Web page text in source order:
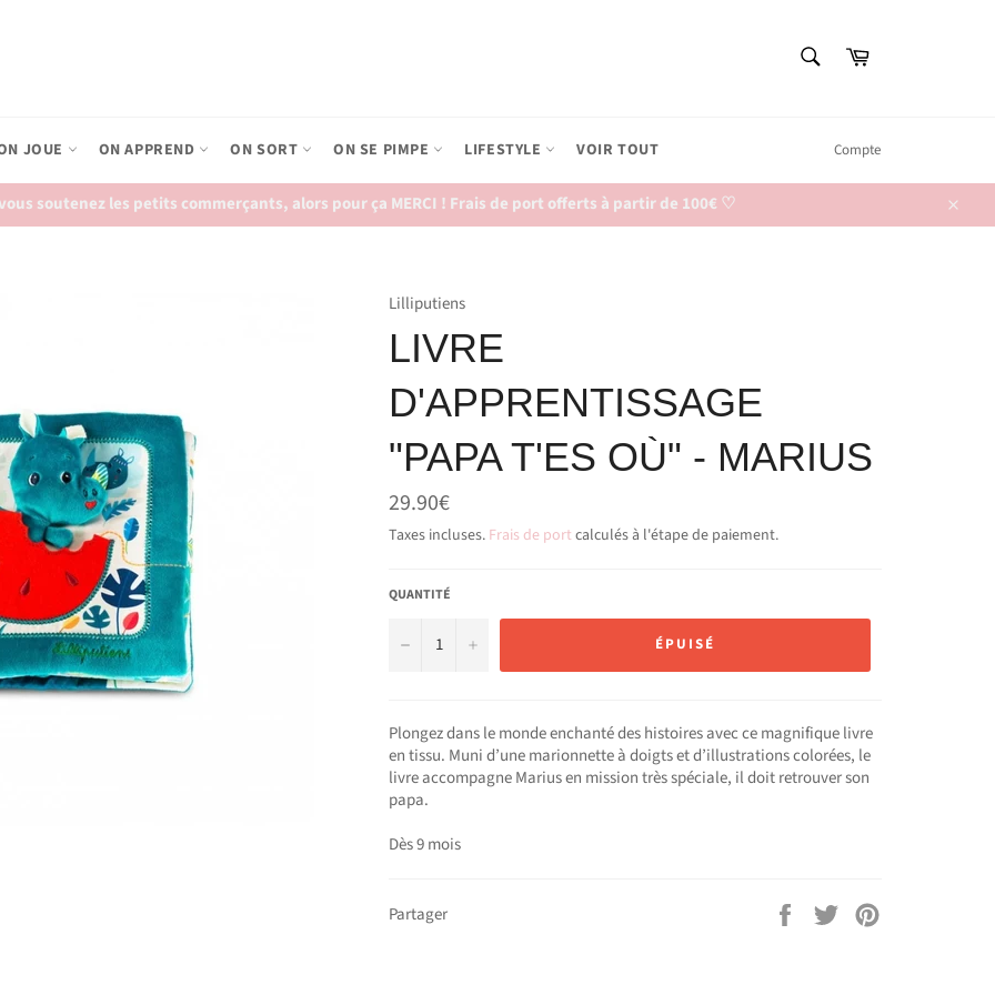
Panier
JOUE ON APPREND ON SORT ON SE PIMPE LIFESTYLE VOIR TOUT Compte
soutenez les petits commerçants, alors pour ça MERCI ! Frais de port offerts à partir de 100€ ♡
Close
Lilliputiens
LIVRE
D'APPRENTISSAGE
"PAPA T'ES OÙ" - MARIUS
Prix
régulier
29.90€
Taxes incluses. Frais de portcalculés à l'étape de paiement.
QUANTITÉ
− + ÉPUISÉ
Plongez dans le monde enchanté des histoires avec ce magnifique livre
en tissu. Muni d’une marionnette à doigts et d’illustrations colorées, le
livre accompagne Marius en mission très spéciale, il doit retrouver son
papa.
Dès 9 mois
Partager
Partager
sur
Tweeter
sur